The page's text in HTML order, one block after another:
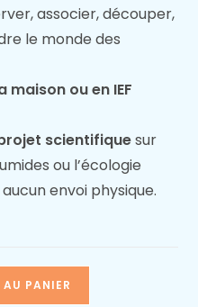
associer, découper,
le monde des
maison ou en IEF
scientifiquesur
ou l’écologie
aucun envoi physique.
PANIER